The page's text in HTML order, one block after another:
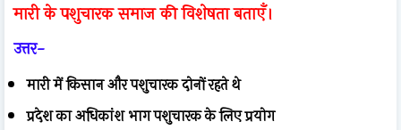
मारी के पशुचारक समाज की विशेषता बताएँ।
उत्तर-
मारी में किसान और पशुचारक दोनों रहते थे
प्रदेश का अधिकांश भाग पशुचारक के लिए प्रयोग